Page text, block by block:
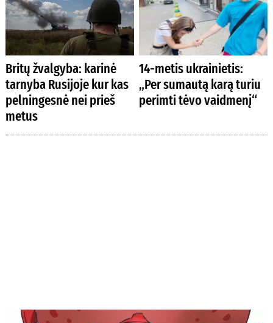
Britų žvalgyba: karinė
tarnyba Rusijoje kur kas
pelningesnė nei prieš
metus
14-metis ukrainietis:
„Per sumautą karą turiu
perimti tėvo vaidmenį“